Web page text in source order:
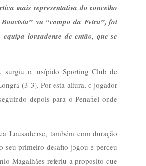
mais representativa do concelho
ou “campo da Feira”, foi
lousadense de então, que se
surgiu o insípido Sporting Club de
(3-3). Por esta altura, o jogador
depois para o Penafiel onde
Lousadense, também com duração
seu primeiro desafio jogou e perdeu
Magalhães referiu a propósito que